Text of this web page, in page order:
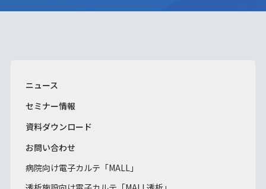
ニュース
セミナー情報
資料ダウンロード
お問い合わせ
病院向け電子カルテ「MALL」